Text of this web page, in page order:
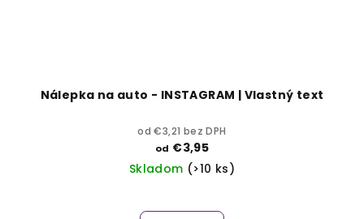
Nálepka na auto - INSTAGRAM | Vlastný text
od €3,21 bez DPH
od €3,95
Skladom (>10 ks)